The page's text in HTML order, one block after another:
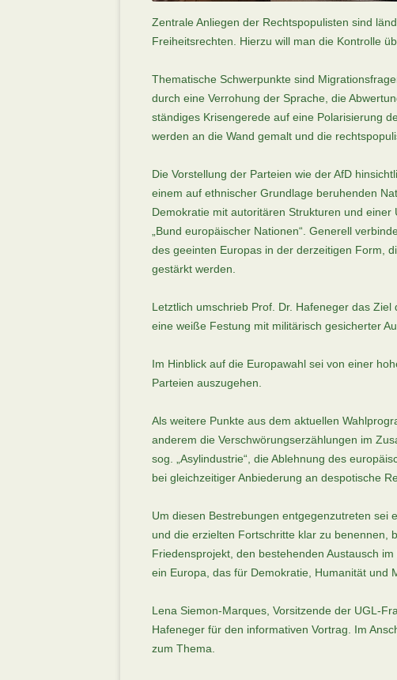
Zentrale Anliegen der Rechtspopulisten sind
Freiheitsrechten. Hierzu will man die Kontrolle
Thematische Schwerpunkte sind
durch eine Verrohung der Sprache, die
ständiges Krisengerede auf eine Polarisierung
werden an die Wand gemalt und die
Die Vorstellung der Parteien wie der AfD
einem auf ethnischer Grundlage beruhenden
Demokratie mit autoritären Strukturen und
„Bund europäischer Nationen“. Generell
des geeinten Europas in der derzeitigen Form,
gestärkt werden.
Letztlich umschrieb Prof. Dr. Hafeneger das Ziel
eine weiße Festung mit militärisch gesicherter
Im Hinblick auf die Europawahl sei von einer
Parteien auszugehen.
Als weitere Punkte aus dem aktuellen
anderem die Verschwörungserzählungen im
sog. „Asylindustrie“, die Ablehnung des
bei gleichzeitiger Anbiederung an despotische
Um diesen Bestrebungen entgegenzutreten sei
und die erzielten Fortschritte klar zu benennen,
Friedensprojekt, den bestehenden Austausch
ein Europa, das für Demokratie, Humanität und
Lena Siemon-Marques, Vorsitzende der UGL-
Hafeneger für den informativen Vortrag. Im
zum Thema.